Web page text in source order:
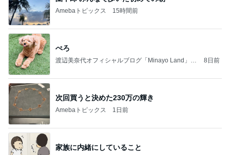
Amebaトピックス 15時間前
ぺろ
渡辺美奈代オフィシャルブログ「Minayo Land」P
8日前
次回買うと決めた230万の輝き
Amebaトピックス 1日前
家族に内緒にしていること